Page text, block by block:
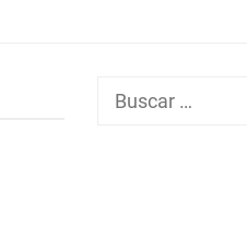
Buscar: